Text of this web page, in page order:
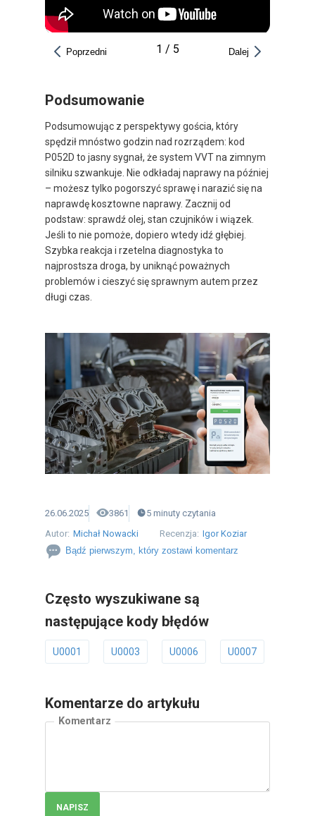
Poprzedni 1 / 5 Dalej
Podsumowanie
Podsumowując z perspektywy gościa, który
spędził mnóstwo godzin nad rozrządem: kod
P052D to jasny sygnał, że system VVT na zimnym
silniku szwankuje. Nie odkładaj naprawy na później
– możesz tylko pogorszyć sprawę i narazić się na
naprawdę kosztowne naprawy. Zacznij od
podstaw: sprawdź olej, stan czujników i wiązek.
Jeśli to nie pomoże, dopiero wtedy idź głębiej.
Szybka reakcja i rzetelna diagnostyka to
najprostsza droga, by uniknąć poważnych
problemów i cieszyć się sprawnym autem przez
długi czas.
26.06.2025 3861 5 minuty czytania
Autor: Michał Nowacki Recenzja: Igor Koziar
Bądź pierwszym, który zostawi komentarz
Często wyszukiwane są
następujące kody błędów
U0001 U0003 U0006 U0007
Komentarze do artykułu
Komentarz
NAPISZ